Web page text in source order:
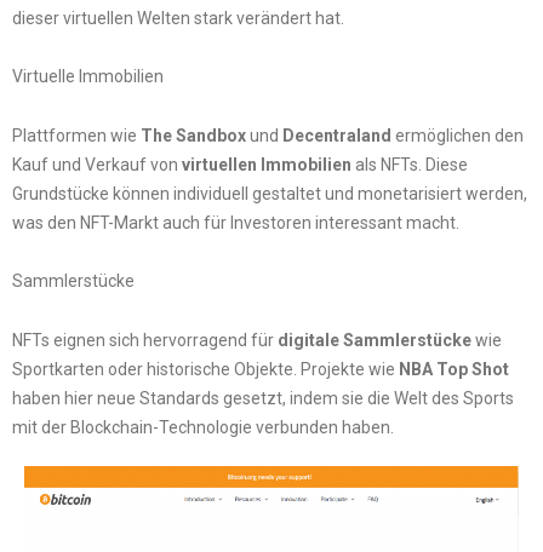
dieser virtuellen Welten stark verändert hat.
Virtuelle Immobilien
Plattformen wie The Sandboxund Decentraland ermöglichen den
Kauf und Verkauf von virtuellen Immobilien als NFTs. Diese
Grundstücke können individuell gestaltet und monetarisiert werden,
was den NFT-Markt auch für Investoren interessant macht.
Sammlerstücke
NFTs eignen sich hervorragend für digitale Sammlerstückewie
Sportkarten oder historische Objekte. Projekte wie NBA Top Shot
haben hier neue Standards gesetzt, indem sie die Welt des Sports
mit der Blockchain-Technologie verbunden haben.